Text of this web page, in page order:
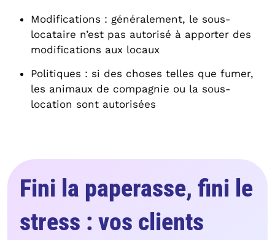
Modifications : généralement, le sous-
locataire n’est pas autorisé à apporter des
modifications aux locaux
Politiques : si des choses telles que fumer,
les animaux de compagnie ou la sous-
location sont autorisées
Fini la paperasse, fini le
stress : vos clients